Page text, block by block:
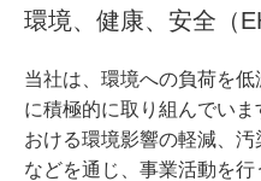
環境、健康、安全（
当社は、環境への負荷を
に積極的に取り組んでい
おける環境影響の軽減、
などを通じ、事業活動を